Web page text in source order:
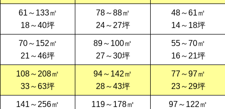
61～133㎡
18～40坪
78～88㎡
24～27坪
48～61㎡
14～18坪
70～152㎡
21～46坪
89～100㎡
27～30坪
55～70㎡
16～21坪
108～208㎡
33～63坪
94～142㎡
28～43坪
77～97㎡
23～29坪
141～256㎡
119～178㎡
97～122㎡